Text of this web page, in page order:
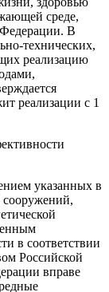
среде,
В
технических,
реализацию
реализации с 1
указанных в
сооружений,
в соответствии
Российской
вправе